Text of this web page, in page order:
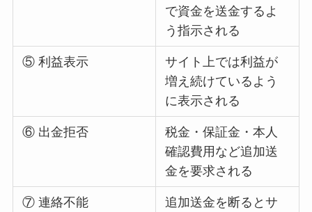
で資金を送金するよ
う指示される
⑤ 利益表示
サイト上では利益が
増え続けているよう
に表示される
⑥ 出金拒否
税金・保証金・本人
確認費用など追加送
金を要求される
⑦ 連絡不能
追加送金を断るとサ